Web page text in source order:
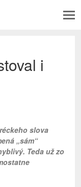
i
slova
„sám“
Teda už zo